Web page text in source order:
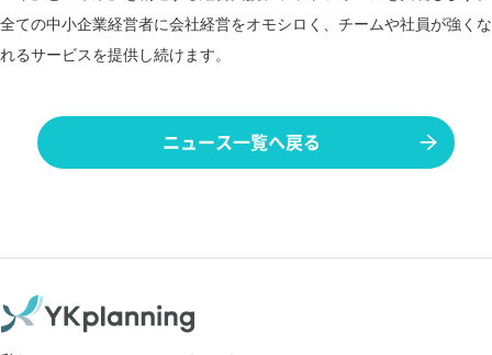
全ての中小企業経営者に会社経営をオモシロく、チームや社員が強くな
れるサービスを提供し続けます。
ニュース一覧へ戻る